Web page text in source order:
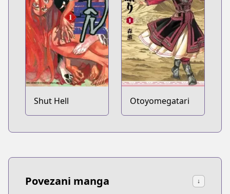
Shut Hell Otoyomegatari
Povezani manga ↓